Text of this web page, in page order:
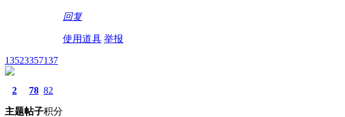
回复
使用道具 举报
13523357137
2
主题
78
帖子
82
积分